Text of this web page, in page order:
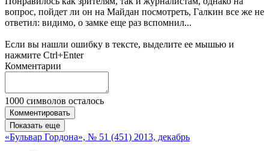
вопрос, пойдет ли он на Майдан посмотреть, Галкин все же не
ответил: видимо, о замке еще раз вспомнил...
Если вы нашли ошибку в тексте, выделите ее мышью и
нажмите Ctrl+Enter
Комментарии
1000 символов осталось
Комментировать
Показать еще
«Бульвар Гордона», № 51 (451) 2013, декабрь